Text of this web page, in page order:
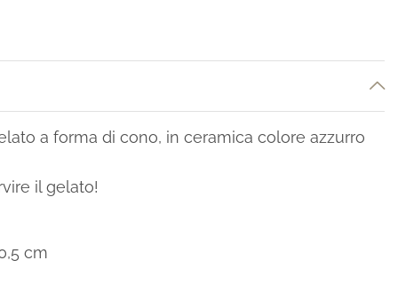
a forma di cono, in ceramica colore azzurro
il gelato!
cm